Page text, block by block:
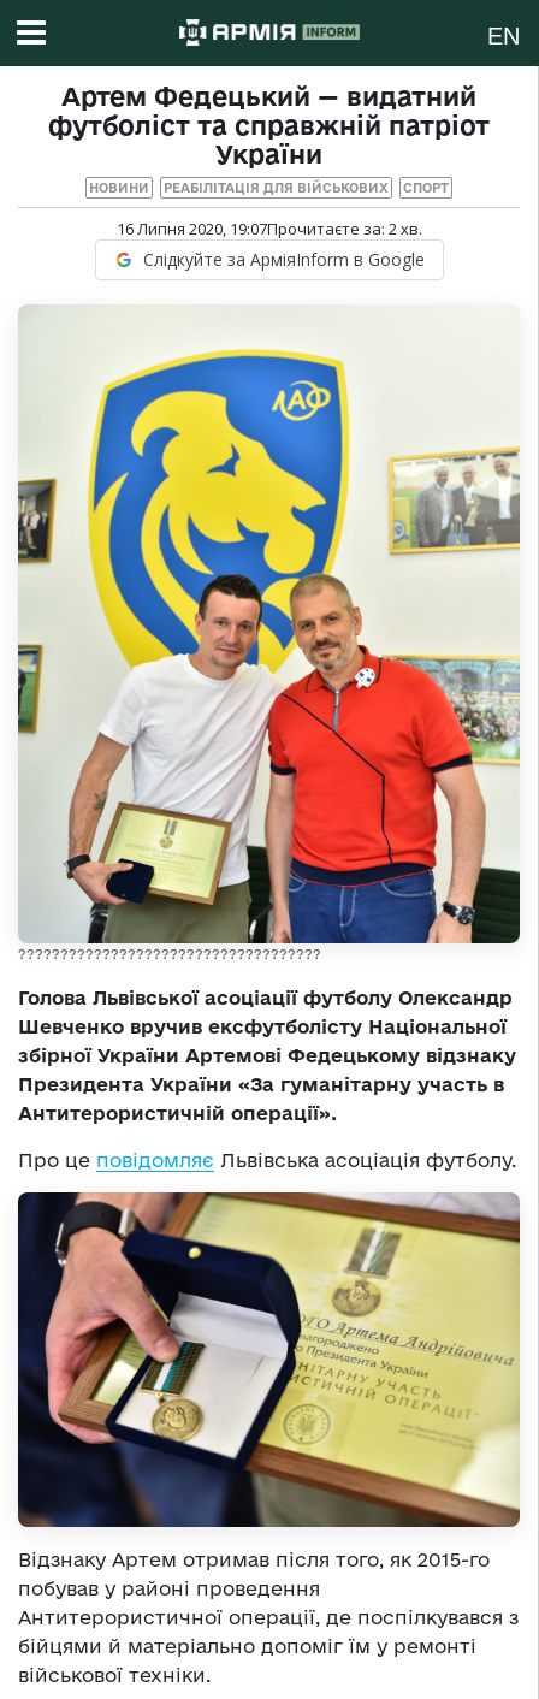
EN
Артем Федецький — видатний
футболіст та справжній патріот
України
НОВИНИ РЕАБІЛІТАЦІЯ ДЛЯ ВІЙСЬКОВИХ СПОРТ
16 Липня 2020, 19:07Прочитаєте за: 2хв.
Слідкуйте за АрміяInform в Google
????????????????????????????????????
Голова Львівської асоціації футболу Олександр
Шевченко вручив ексфутболісту Національної
збірної України Артемові Федецькому відзнаку
Президента України «За гуманітарну участь в
Антитерористичній операції».
Про це повідомляє Львівська асоціація футболу.
Відзнаку Артем отримав після того, як 2015-го
побував у районі проведення
Антитерористичної операції, де поспілкувався з
бійцями й матеріально допоміг їм у ремонті
військової техніки.